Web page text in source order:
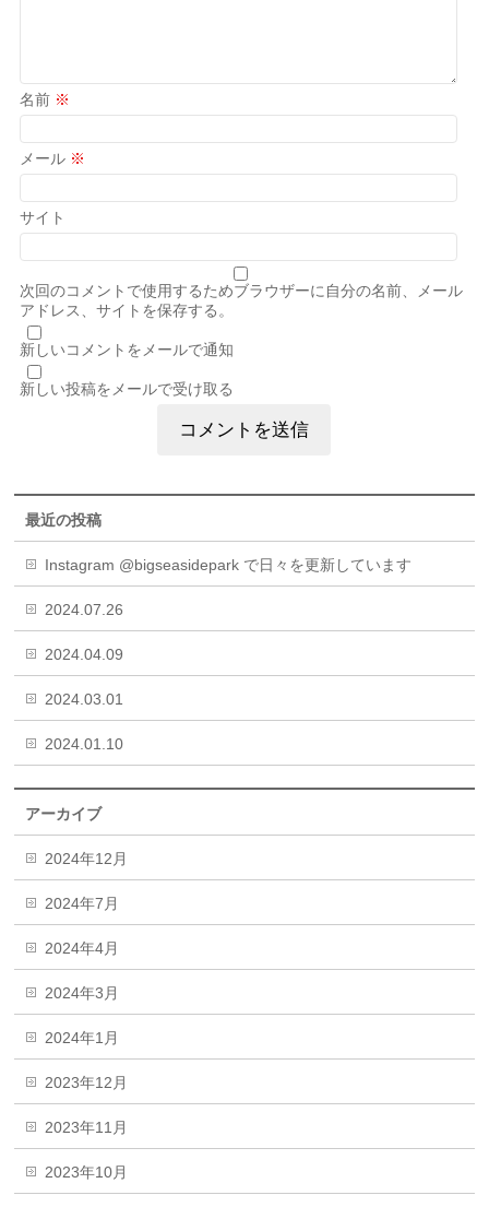
名前 ※
メール ※
サイト
次回のコメントで使用するためブラウザーに自分の名前、メール
アドレス、サイトを保存する。
新しいコメントをメールで通知
新しい投稿をメールで受け取る
最近の投稿
Instagram @bigseasidepark で日々を更新しています
2024.07.26
2024.04.09
2024.03.01
2024.01.10
アーカイブ
2024年12月
2024年7月
2024年4月
2024年3月
2024年1月
2023年12月
2023年11月
2023年10月